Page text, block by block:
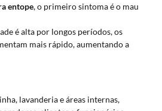
entope, o primeiro sintoma é o mau
é alta por longos períodos, os
mais rápido, aumentando a
lavanderia e áreas internas,